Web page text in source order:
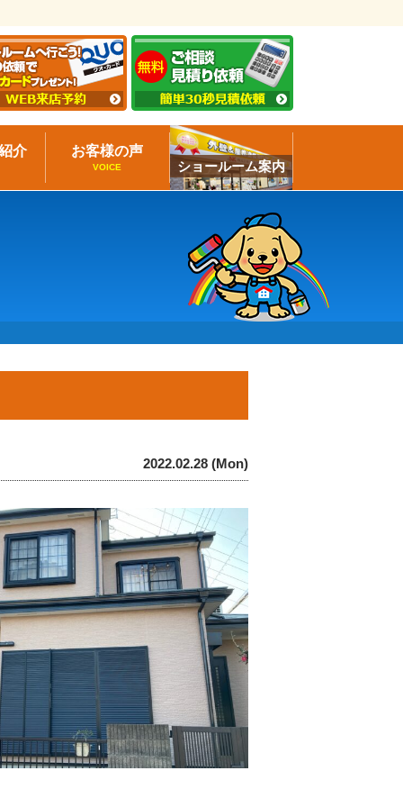
介 お客様の声
VOICE ショールーム案内
2022.02.28 (Mon)